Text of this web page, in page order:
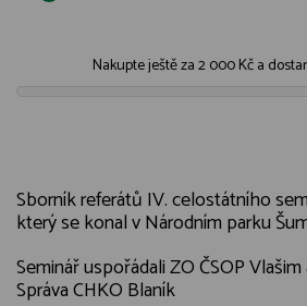
Nakupte ještě za2 000 Kča
Sborník referátů IV. celostátního
který se konal v Národním parku
Seminář uspořádali ZO ČSOP
Správa CHKO Blaník